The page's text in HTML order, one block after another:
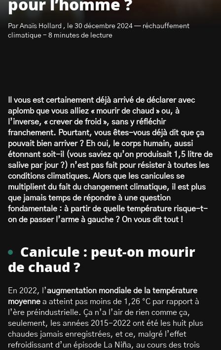
pour l’homme ?
Par Anaïs Hollard , le 30 décembre 2024 — réchauffement
climatique - 8 minutes de lecture
Il vous est certainement déjà arrivé de déclarer avec
aplomb que vous alliez « mourir de chaud » ou, à
l’inverse, « crever de froid », sans y réfléchir
franchement. Pourtant, vous êtes-vous déjà dit que ça
pouvait bien arriver ? Eh oui, le corps humain, aussi
étonnant soit-il (vous saviez qu’on produisait 1,5 litre de
salive par jour ?) n’est pas fait pour résister à toutes les
conditions climatiques. Alors que les canicules se
multiplient du fait du changement climatique, il est plus
que jamais temps de répondre à une question
fondamentale : à partir de quelle température risque-t-
on de passer l’arme à gauche ? On vous dit tout !
Canicule : peut-on mourir
de chaud ?
En 2022, l’augmentation mondiale de la température
moyenne a atteint pas moins de 1,26 °C par rapport à
l’ère préindustrielle. Ça n’a l’air de rien comme ça,
seulement, les années 2015-2022 ont été les huit plus
chaudes jamais enregistrées, et ce, malgré l’effet
refroidissant d’un épisode La Niña, au cours des trois